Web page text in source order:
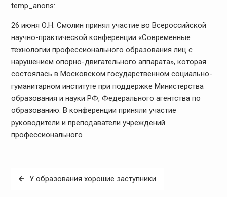
temp_anons:
26 июня О.Н. Смолин принял участие во Всероссийской
научно-практической конференции «Современные
технологии профессионального образования лиц с
нарушением опорно-двигательного аппарата», которая
состоялась в Московском государственном социально-
гуманитарном институте при поддержке Министерства
образования и науки РФ, Федерального агентства по
образованию. В конференции приняли участие
руководители и преподаватели учреждений
профессионального
Навигация
У образования хорошие заступники